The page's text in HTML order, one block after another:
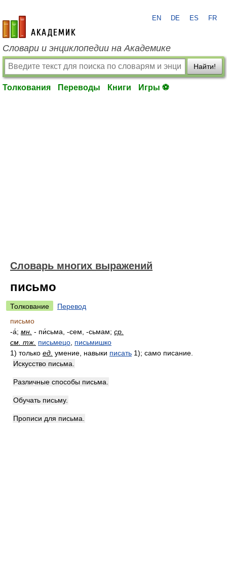
academic.ru
EN DE ES FR
Словари и энциклопедии на Академике
Найти!
Толкования Переводы Книги Игры ⚽
Словарь многих выражений
письмо
Толкование
Перевод
письмо
-а́; мн. - пи́сьма, -сем, -сьмам; ср.
см. тж. письмецо письмишко
1) только ед. умение, навыки писать 1); само писание.
Искусство письма.
Различные способы письма.
Обучать письму.
Прописи для письма.